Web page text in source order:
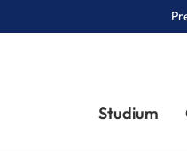
Studium